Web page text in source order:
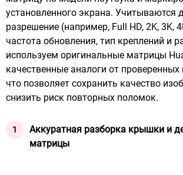
установленного экрана. Учитываются
разрешение (например, Full HD, 2K, 3K,
частота обновления, тип креплений и
используем оригинальные матрицы
качественные аналоги от
что позволяет сохранить качество
снизить риск повторных поломок.
Аккуратная разборка крышки и
матрицы